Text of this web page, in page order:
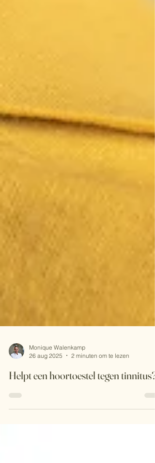
26 aug 2025
2 minuten om te lezen
Helpt een hoortoestel tegen tinnitus?